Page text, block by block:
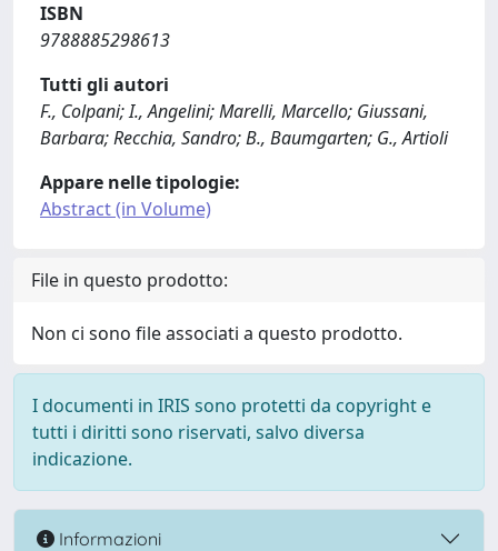
ISBN
9788885298613
Tutti gli autori
F., Colpani; I., Angelini; Marelli, Marcello; Giussani,
Barbara; Recchia, Sandro; B., Baumgarten; G., Artioli
Appare nelle tipologie:
Abstract (in Volume)
File in questo prodotto:
Non ci sono file associati a questo prodotto.
I documenti in IRIS sono protetti da copyright e
tutti i diritti sono riservati, salvo diversa
indicazione.
Informazioni